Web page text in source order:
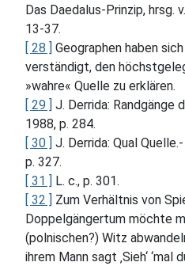
Das Daedalus-Prinzip, hrsg.
13-37.
[ 28 ]
Geographen haben
verständigt, den
»wahre« Quelle zu erklären.
[ 29 ]
J. Derrida: Randgänge
1988, p. 284.
[ 30 ]
J. Derrida: Qual
p. 327.
[ 31 ]
L. c., p. 301.
[ 32 ]
Zum Verhältnis von
Doppelgängertum möchte
(polnischen?) Witz
ihrem Mann sagt ‚Sieh‘ ‘mal